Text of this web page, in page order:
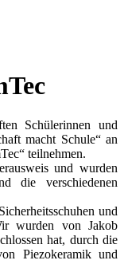
Schülerinnen und
macht Schule“ an
teilnehmen.
und wurden
die verschiedenen
und
wurden von Jakob
hat, durch die
Piezokeramik und